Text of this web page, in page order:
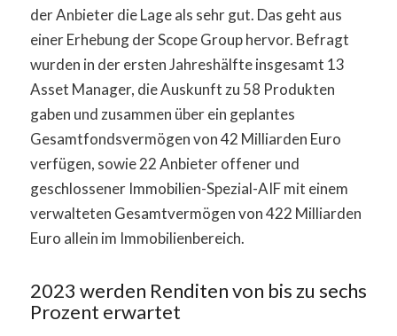
der Anbieter die Lage als sehr gut. Das geht aus
einer Erhebung der Scope Group hervor. Befragt
wurden in der ersten Jahreshälfte insgesamt 13
Asset Manager, die Auskunft zu 58 Produkten
gaben und zusammen über ein geplantes
Gesamtfondsvermögen von 42 Milliarden Euro
verfügen, sowie 22 Anbieter offener und
geschlossener Immobilien-Spezial-AIF mit einem
verwalteten Gesamtvermögen von 422 Milliarden
Euro allein im Immobilienbereich.
2023 werden Renditen von bis zu sechs
Prozent erwartet